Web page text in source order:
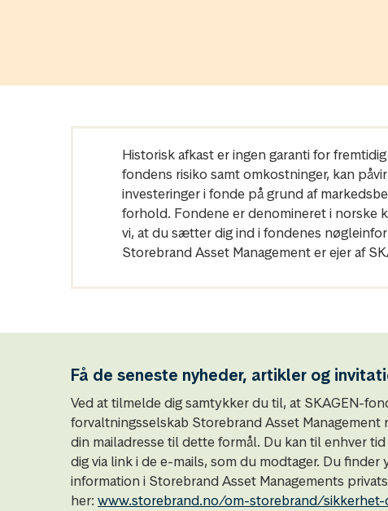
Historisk afkast er ingen garanti for
fondens risiko samt omkostninger, kan
investeringer i fonde på grund af
forhold. Fondene er denomineret i norske
vi, at du sætter dig ind i fondenes
Storebrand Asset Management er ejer af
Få de seneste nyheder, artikler og
Ved at tilmelde dig samtykker du til, at SKAGEN-
forvaltningsselskab Storebrand Asset Management
din mailadresse til dette formål. Du kan til enhver
dig via link i de e-mails, som du modtager. Du finder
information i Storebrand Asset Managements
her: www.storebrand.no/om-storebrand/sikkerhet-